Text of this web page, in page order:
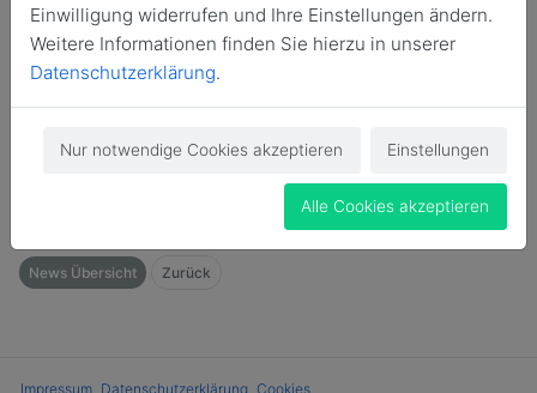
Luthers Schule für die Finanzierung.
News Übersicht Zurück
Einwilligung widerrufen und Ihre Einstellungen ändern.
Weitere Informationen finden Sie hierzu in unserer
Datenschutzerklärung.
Nur notwendige Cookies akzeptieren Einstellungen
Alle Cookies akzeptieren
Impressum Datenschutzerklärung Cookies